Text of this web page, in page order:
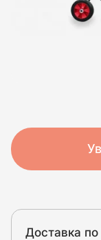
Доставка по